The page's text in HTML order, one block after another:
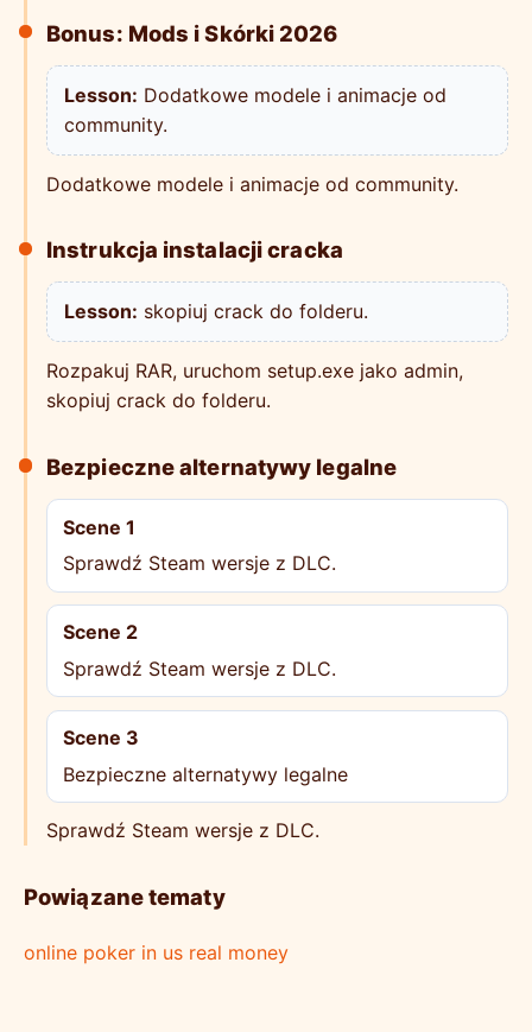
Bonus: Mods i Skórki 2026
Lesson: Dodatkowe modele i animacje od
community.
Dodatkowe modele i animacje od community.
Instrukcja instalacji cracka
Lesson: skopiuj crack do folderu.
Rozpakuj RAR, uruchom setup.exe jako admin,
skopiuj crack do folderu.
Bezpieczne alternatywy legalne
Scene 1
Sprawdź Steam wersje z DLC.
Scene 2
Sprawdź Steam wersje z DLC.
Scene 3
Bezpieczne alternatywy legalne
Sprawdź Steam wersje z DLC.
Powiązane tematy
online poker in us real money